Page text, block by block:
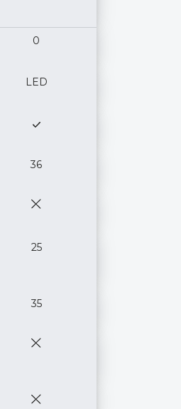
0
LED
36
25
35